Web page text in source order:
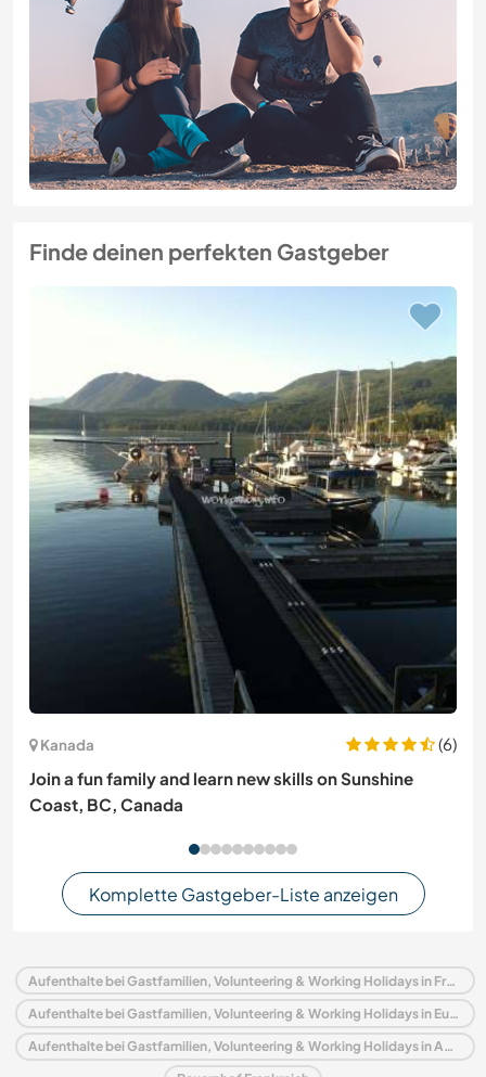
Finde deinen perfekten Gastgeber
Kanada
(6)
Join a fun family and learn new skills on Sunshine
Coast, BC, Canada
Komplette Gastgeber-Liste anzeigen
Aufenthalte bei Gastfamilien, Volunteering & Working Holidays in Frankreich
Aufenthalte bei Gastfamilien, Volunteering & Working Holidays in Europa
Aufenthalte bei Gastfamilien, Volunteering & Working Holidays in Aquitanien